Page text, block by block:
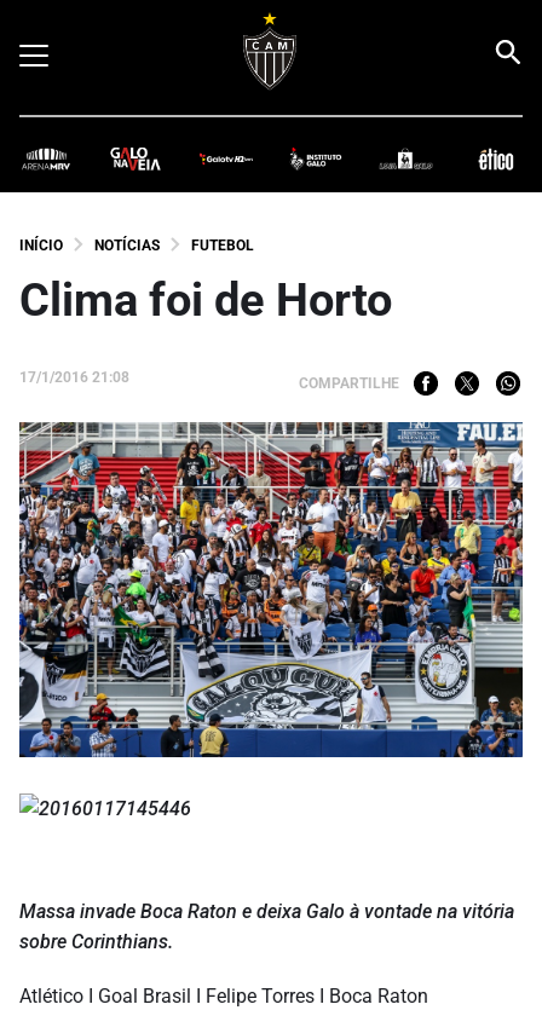
INÍCIO NOTÍCIAS FUTEBOL
Clima foi de Horto
17/1/2016 21:08 COMPARTILHE
Massa invade Boca Raton e deixa Galo à vontade na vitória
sobre Corinthians.
Atlético I Goal Brasil I Felipe Torres I Boca Raton